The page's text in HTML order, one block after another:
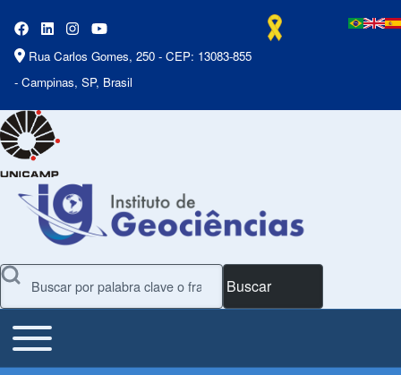
Rua Carlos Gomes, 250 - CEP: 13083-855
- Campinas, SP, Brasil
Buscar
Main Menu
Toggle main menu